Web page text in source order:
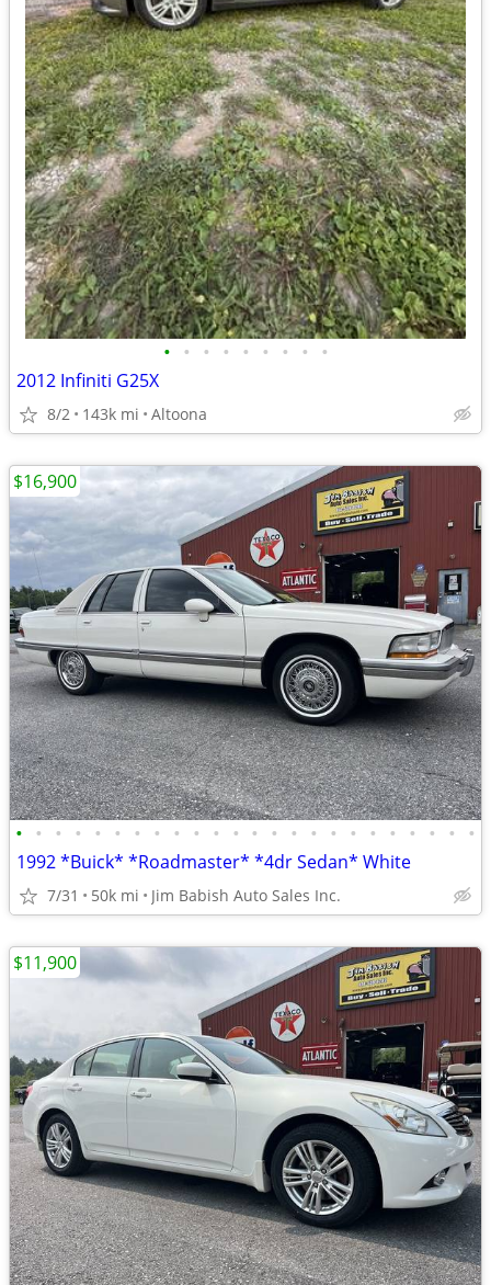
• • • • • • • • •
2012 Infiniti G25X
8/2 143k mi Altoona
• • • • • • • • • • • • • • • • • • • • • • • •
1992 *Buick* *Roadmaster* *4dr Sedan* White
7/31 50k mi Jim Babish Auto Sales Inc.
$16,900
$11,900